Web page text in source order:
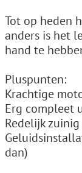
Tot op heden
anders is het
hand te
Pluspunten:
Krachtige
Erg compleet
Redelijk zuinig
dan)